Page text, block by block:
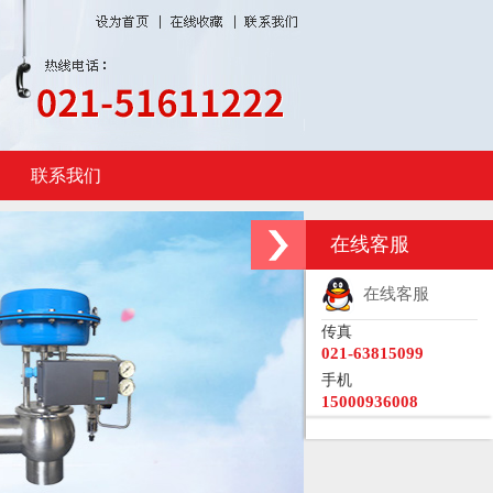
联系我们
在线客服
在线客服
传真
021-63815099
手机
15000936008